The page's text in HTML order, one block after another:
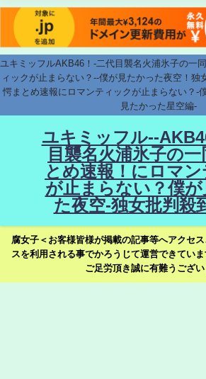
ユキミッフルAKB46！-二代目襲名火浦氷子の一
ィックが止まらない？--僕が見たかった夜空！独
愕まとめ速報にロマンティックが止まらない？-
見たかった星空編-
ユキミッフル--
目襲名火浦氷子の一
とめ速報！にロマン
が止まらない？僕が
た夜空-独女批判殺
腐女子＜お客様皆様が掲載の記事等へアクセ
スを利用される事でかろうじて運営できてい
ご足労頂き誠に有難うござい